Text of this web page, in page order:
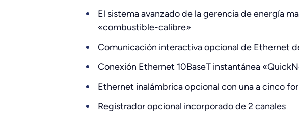
El sistema avanzado de la gerencia de energía
«combustible-calibre»
Comunicación interactiva opcional de Ethernet
Conexión Ethernet 10BaseT instantánea
Ethernet inalámbrica opcional con una a cinco
Registrador opcional incorporado de 2 canales